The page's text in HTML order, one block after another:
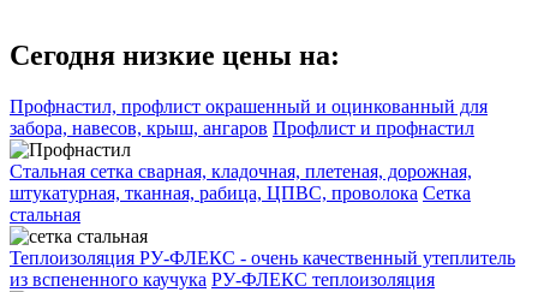
Сегодня низкие цены на:
Профнастил, профлист окрашенный и оцинкованный для
забора, навесов, крыш, ангаров Профлист и профнастил
Стальная сетка сварная, кладочная, плетеная, дорожная,
штукатурная, тканная, рабица, ЦПВС, проволока Сетка
стальная
Теплоизоляция РУ-ФЛЕКС - очень качественный утеплитель
из вспененного каучука РУ-ФЛЕКС теплоизоляция